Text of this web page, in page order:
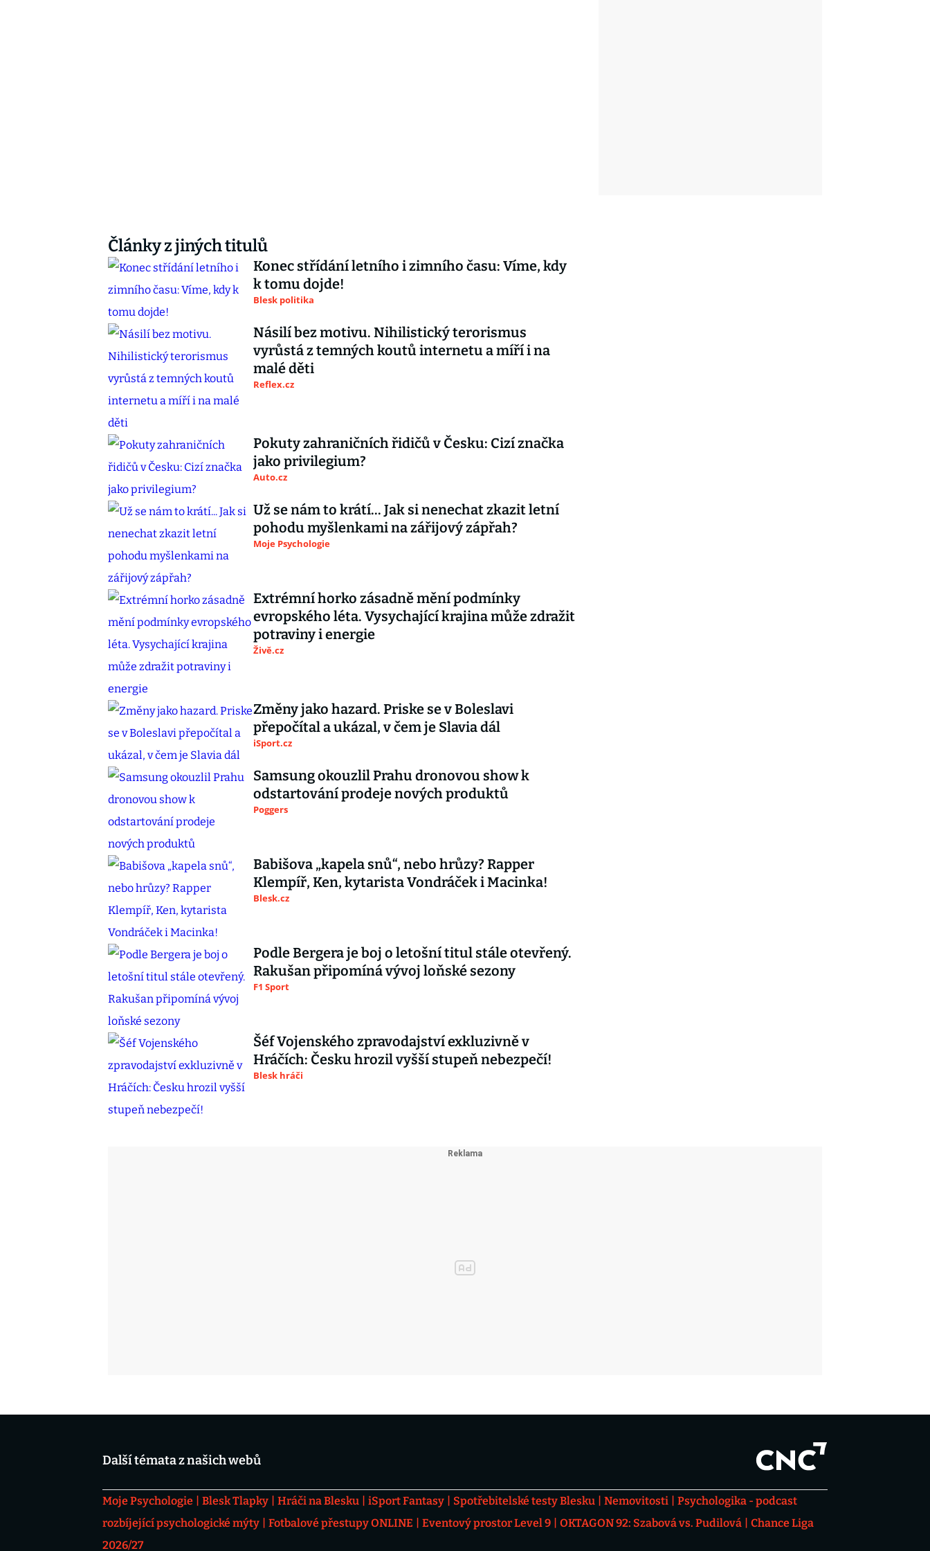
Články z jiných titulů
Konec střídání letního i zimního času: Víme, kdy
k tomu dojde!
Blesk politika
Násilí bez motivu. Nihilistický terorismus
vyrůstá z temných koutů internetu a míří i na
malé děti
Reflex.cz
Pokuty zahraničních řidičů v Česku: Cizí značka
jako privilegium?
Auto.cz
Už se nám to krátí... Jak si nenechat zkazit letní
pohodu myšlenkami na zářijový zápřah?
Moje Psychologie
Extrémní horko zásadně mění podmínky
evropského léta. Vysychající krajina může zdražit
potraviny i energie
Živě.cz
Změny jako hazard. Priske se v Boleslavi
přepočítal a ukázal, v čem je Slavia dál
iSport.cz
Samsung okouzlil Prahu dronovou show k
odstartování prodeje nových produktů
Poggers
Babišova „kapela snů“, nebo hrůzy? Rapper
Klempíř, Ken, kytarista Vondráček i Macinka!
Blesk.cz
Podle Bergera je boj o letošní titul stále otevřený.
Rakušan připomíná vývoj loňské sezony
F1 Sport
Šéf Vojenského zpravodajství exkluzivně v
Hráčích: Česku hrozil vyšší stupeň nebezpečí!
Blesk hráči
Další témata z našich webů
Moje Psychologie Blesk Tlapky Hráči na Blesku iSport Fantasy Spotřebitelské testy Blesku Nemovitosti
Psychologika - podcast
rozbíjející psychologické mýty
Fotbalové přestupy ONLINE Eventový prostor Level 9 OKTAGON 92: Szabová vs. Pudilová
Chance Liga
2026/27